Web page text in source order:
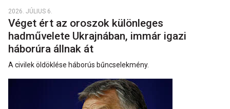
2026. JÚLIUS 6.
Véget ért az oroszok különleges
hadművelete Ukrajnában, immár igazi
háborúra állnak át
A civilek öldöklése háborús bűncselekmény.